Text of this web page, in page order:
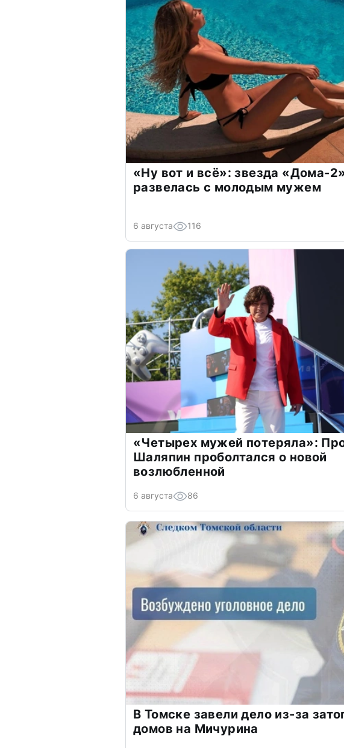
«Ну вот и всё»: звезда «Дома-
развелась с молодым мужем
6 августа 116
«Четырех мужей потеряла»:
Шаляпин проболтался о новой
возлюбленной
6 августа 86
В Томске завели дело из-за
домов на Мичурина